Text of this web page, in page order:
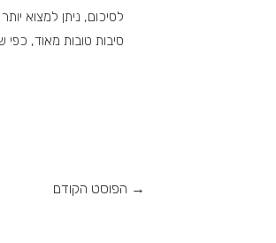
לסיכום, ניתן למצוא
סיבות טובות מאוד, כפי
→ הפוסט הקודם